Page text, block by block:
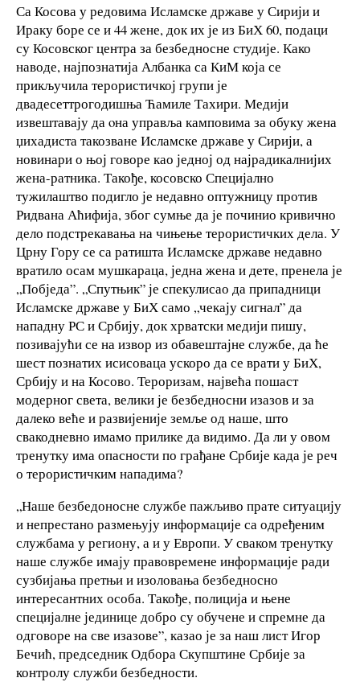
Са Косова у редовима Исламске државе у Сирији и
Ираку боре се и 44 жене, док их је из БиХ 60, подаци
су Косовског центра за безбедносне студије. Како
наводе, најпознатија Албанка са КиМ која се
прикључила терористичкој групи је
двадесеттрогодишња Ћамиле Тахири. Медији
извештавају да oна управља камповима за обуку жена
џихадиста такозване Исламске државе у Сирији, а
новинари о њој говоре као једној од најрадикалнијих
жена-ратника. Такође, косовско Специјално
тужилаштво подигло је недавно оптужницу против
Ридвана Аћифија, због сумње да је починио кривично
дело подстрекавања на чињење терористичких дела. У
Црну Гору се са ратишта Исламске државе недавно
вратило осам мушкараца, једна жена и дете, пренела је
„Побједа”. „Спутњик” је спекулисао да припадници
Исламске државе у БиХ само „чекају сигнал” да
нападну РС и Србију, док хрватски медији пишу,
позивајући се на извор из обавештајне службе, да ће
шест познатих исисоваца ускоро да се врати у БиХ,
Србију и на Косово. Тероризам, највећа пошаст
модерног света, велики је безбедносни изазов и за
далеко веће и развијеније земље од наше, што
свакодневно имамо прилике да видимо. Да ли у овом
тренутку има опасности по грађане Србије када је реч
о терористичким нападима?
„Наше безбедоносне службе пажљиво прате ситуацију
и непрестано размењују информације са одређеним
службама у региону, а и у Европи. У сваком тренутку
наше службе имају правовремене информације ради
сузбијања претњи и изоловања безбедносно
интересантних особа. Такође, полиција и њене
специјалне јединице добро су обучене и спремне да
одговоре на све изазове”, казао је за наш лист Игор
Бечић, председник Одбора Скупштине Србије за
контролу служби безбедности.